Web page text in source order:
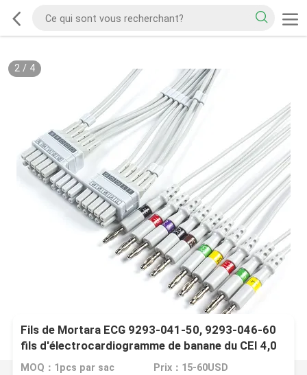
2/ 4
Fils de Mortara ECG 9293-041-50, 9293-046-60
fils d'électrocardiogramme de banane du CEI 4,0
MOQ：1pcs par sac Prix：15-60USD